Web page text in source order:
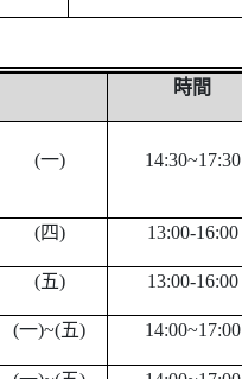
時間
(一) 14:30~17:30
(四) 13:00-16:00
(五) 13:00-16:00
(一)~(五) 14:00~17:00